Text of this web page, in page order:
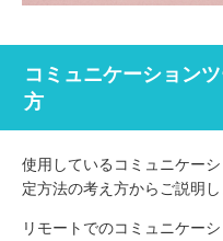
コミュニケーション
方
使用しているコミュニケー
定方法の考え方からご説明し
リモートでのコミュニケー